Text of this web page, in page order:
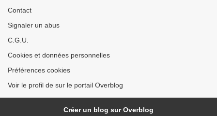
Contact
Signaler un abus
C.G.U.
Cookies et données personnelles
Préférences cookies
Voir le profil de sur le portail Overblog
Créer un blog sur Overblog